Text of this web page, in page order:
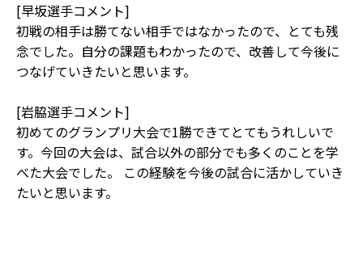
[早坂選手コメント]
初戦の相手は勝てない相手ではなかったので、とても残
念でした。自分の課題もわかったので、改善して今後に
つなげていきたいと思います。
[岩脇選手コメント]
初めてのグランプリ大会で1勝できてとてもうれしいで
す。今回の大会は、試合以外の部分でも多くのことを学
べた大会でした。 この経験を今後の試合に活かしていき
たいと思います。